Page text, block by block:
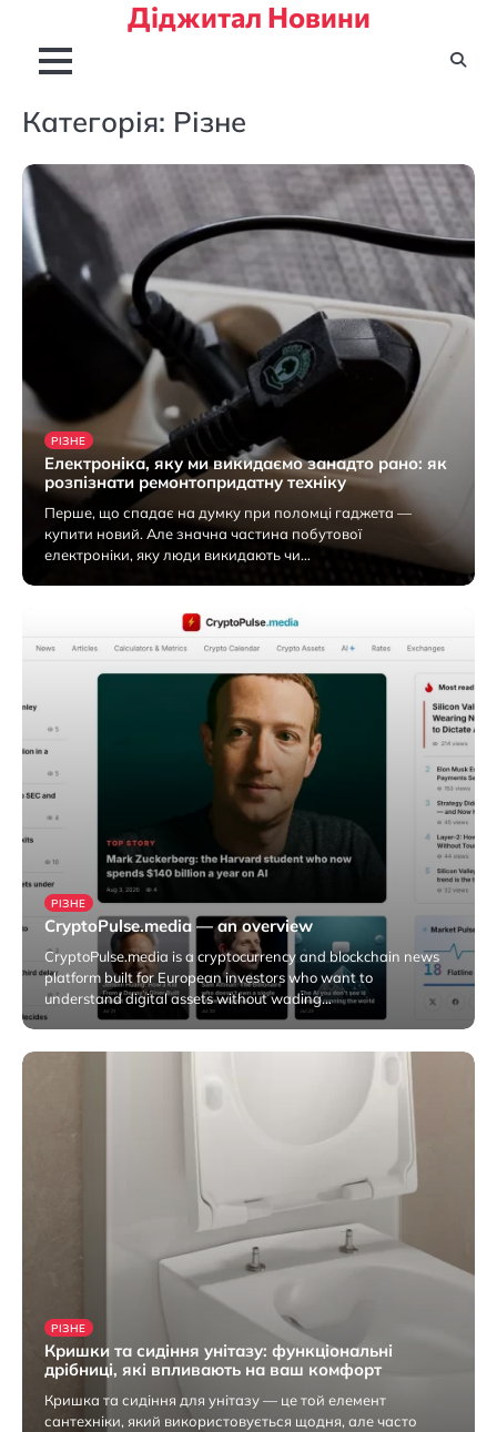
вмісту
Діджитал Новини
Категорія: Різне
РІЗНЕ
Електроніка, яку ми викидаємо занадто рано: як
розпізнати ремонтопридатну техніку
Перше, що спадає на думку при поломці гаджета —
купити новий. Але значна частина побутової
електроніки, яку люди викидають чи…
7 Серпня 2026
РІЗНЕ
CryptoPulse.media — an overview
CryptoPulse.media is a cryptocurrency and blockchain news
platform built for European investors who want to
understand digital assets without wading…
7 Серпня 2026
РІЗНЕ
Кришки та сидіння унітазу: функціональні
дрібниці, які впливають на ваш комфорт
Кришка та сидіння для унітазу — це той елемент
сантехніки, який використовується щодня, але часто